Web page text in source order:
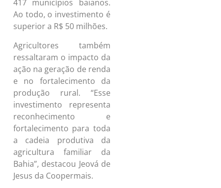
417 municípios baianos.
Ao todo, o investimento é
superior a R$ 50 milhões.
Agricultores também
ressaltaram o impacto da
ação na geração de renda
e no fortalecimento da
produção rural. “Esse
investimento representa
reconhecimento e
fortalecimento para toda
a cadeia produtiva da
agricultura familiar da
Bahia”, destacou Jeová de
Jesus da Coopermais.